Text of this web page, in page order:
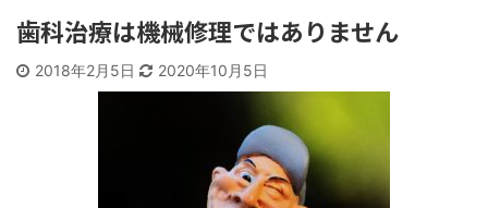
歯科治療は機械修理ではありません
2018年2月5日 2020年10月5日